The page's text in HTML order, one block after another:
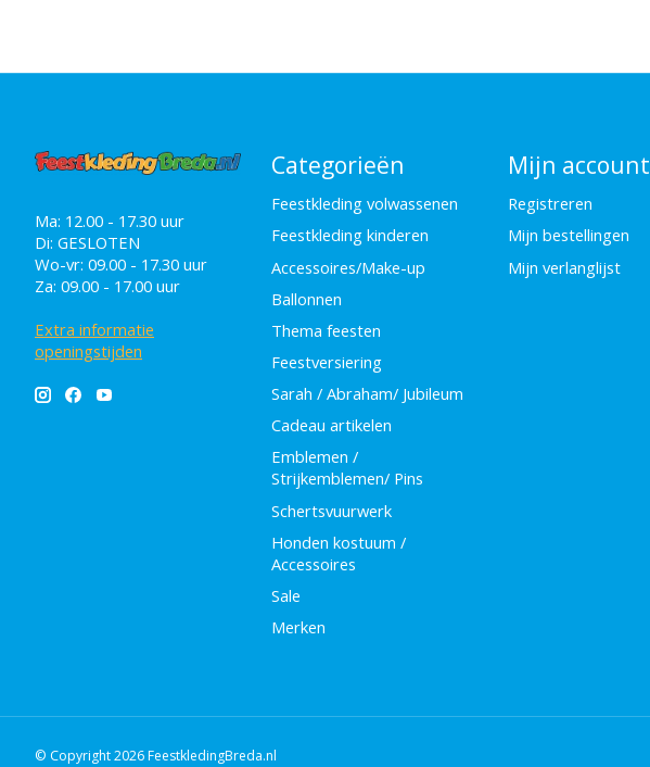
Ma: 12.00 - 17.30 uur
Di: GESLOTEN
Wo-vr: 09.00 - 17.30 uur
Za: 09.00 - 17.00 uur
Extra informatie
openingstijden
Categorieën
Feestkleding volwassenen
Feestkleding kinderen
Accessoires/Make-up
Ballonnen
Thema feesten
Feestversiering
Sarah / Abraham/ Jubileum
Cadeau artikelen
Emblemen /
Strijkemblemen/ Pins
Schertsvuurwerk
Honden kostuum /
Accessoires
Sale
Merken
Mijn account
Registreren
Mijn bestellingen
Mijn verlanglijst
© Copyright 2026 FeestkledingBreda.nl